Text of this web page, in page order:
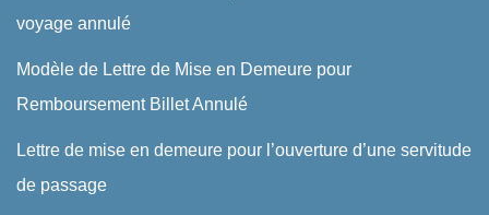
voyage annulé
Modèle de Lettre de Mise en Demeure pour
Remboursement Billet Annulé
Lettre de mise en demeure pour l’ouverture d’une servitude
de passage